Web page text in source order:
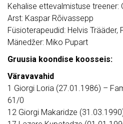
Kehalise ettevalmistuse treener:
Arst: Kaspar Rõivassepp
Füsioterapeudid: Helvis Trääder,
Mänedžer: Miko Pupart
Gruusia koondise koosseis:
Väravavahid
1 Giorgi Loria (27.01.1986) –
61/0
12 Giorgi Makaridze